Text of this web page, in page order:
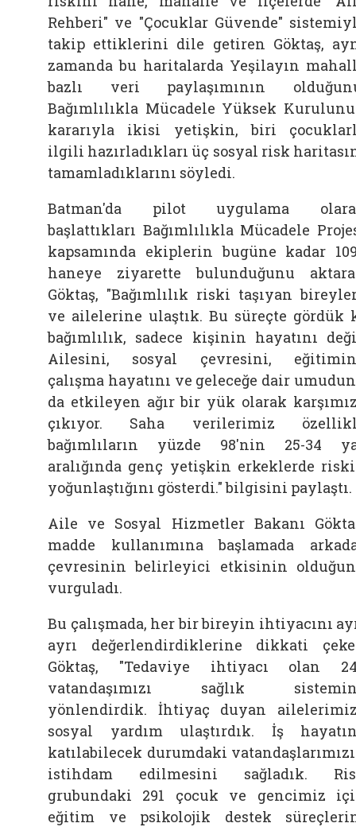
Rehberi" ve "Çocuklar Güvende"
takip ettiklerini dile getiren Göktaş,
zamanda bu haritalarda Yeşilayın
bazlı veri paylaşımının
Bağımlılıkla Mücadele Yüksek
kararıyla ikisi yetişkin, biri
ilgili hazırladıkları üç sosyal risk
tamamladıklarını söyledi.
Batman'da pilot uygulama
başlattıkları Bağımlılıkla Mücadele
kapsamında ekiplerin bugüne kadar
haneye ziyarette bulunduğunu
Göktaş, "Bağımlılık riski taşıyan
ve ailelerine ulaştık. Bu süreçte gördük
bağımlılık, sadece kişinin hayatını
Ailesini, sosyal çevresini,
çalışma hayatını ve geleceğe dair
da etkileyen ağır bir yük olarak
çıkıyor. Saha verilerimiz
bağımlıların yüzde 98'nin 25-34
aralığında genç yetişkin erkeklerde
yoğunlaştığını gösterdi." bilgisini paylaştı.
Aile ve Sosyal Hizmetler Bakanı
madde kullanımına başlamada
çevresinin belirleyici etkisinin
vurguladı.
Bu çalışmada, her bir bireyin ihtiyacını
ayrı değerlendirdiklerine dikkati
Göktaş, "Tedaviye ihtiyacı olan
vatandaşımızı sağlık
yönlendirdik. İhtiyaç duyan
sosyal yardım ulaştırdık. İş
katılabilecek durumdaki
istihdam edilmesini sağladık.
grubundaki 291 çocuk ve gencimiz
eğitim ve psikolojik destek